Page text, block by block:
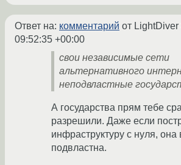
Ответ на: комментарий от LightDiver
09:52:35 +00:00
свои независимые сети
альтернативного
неподвластные
А государства прям тебе
разрешили. Даже если
инфраструктуру с нуля, она
подвластна.